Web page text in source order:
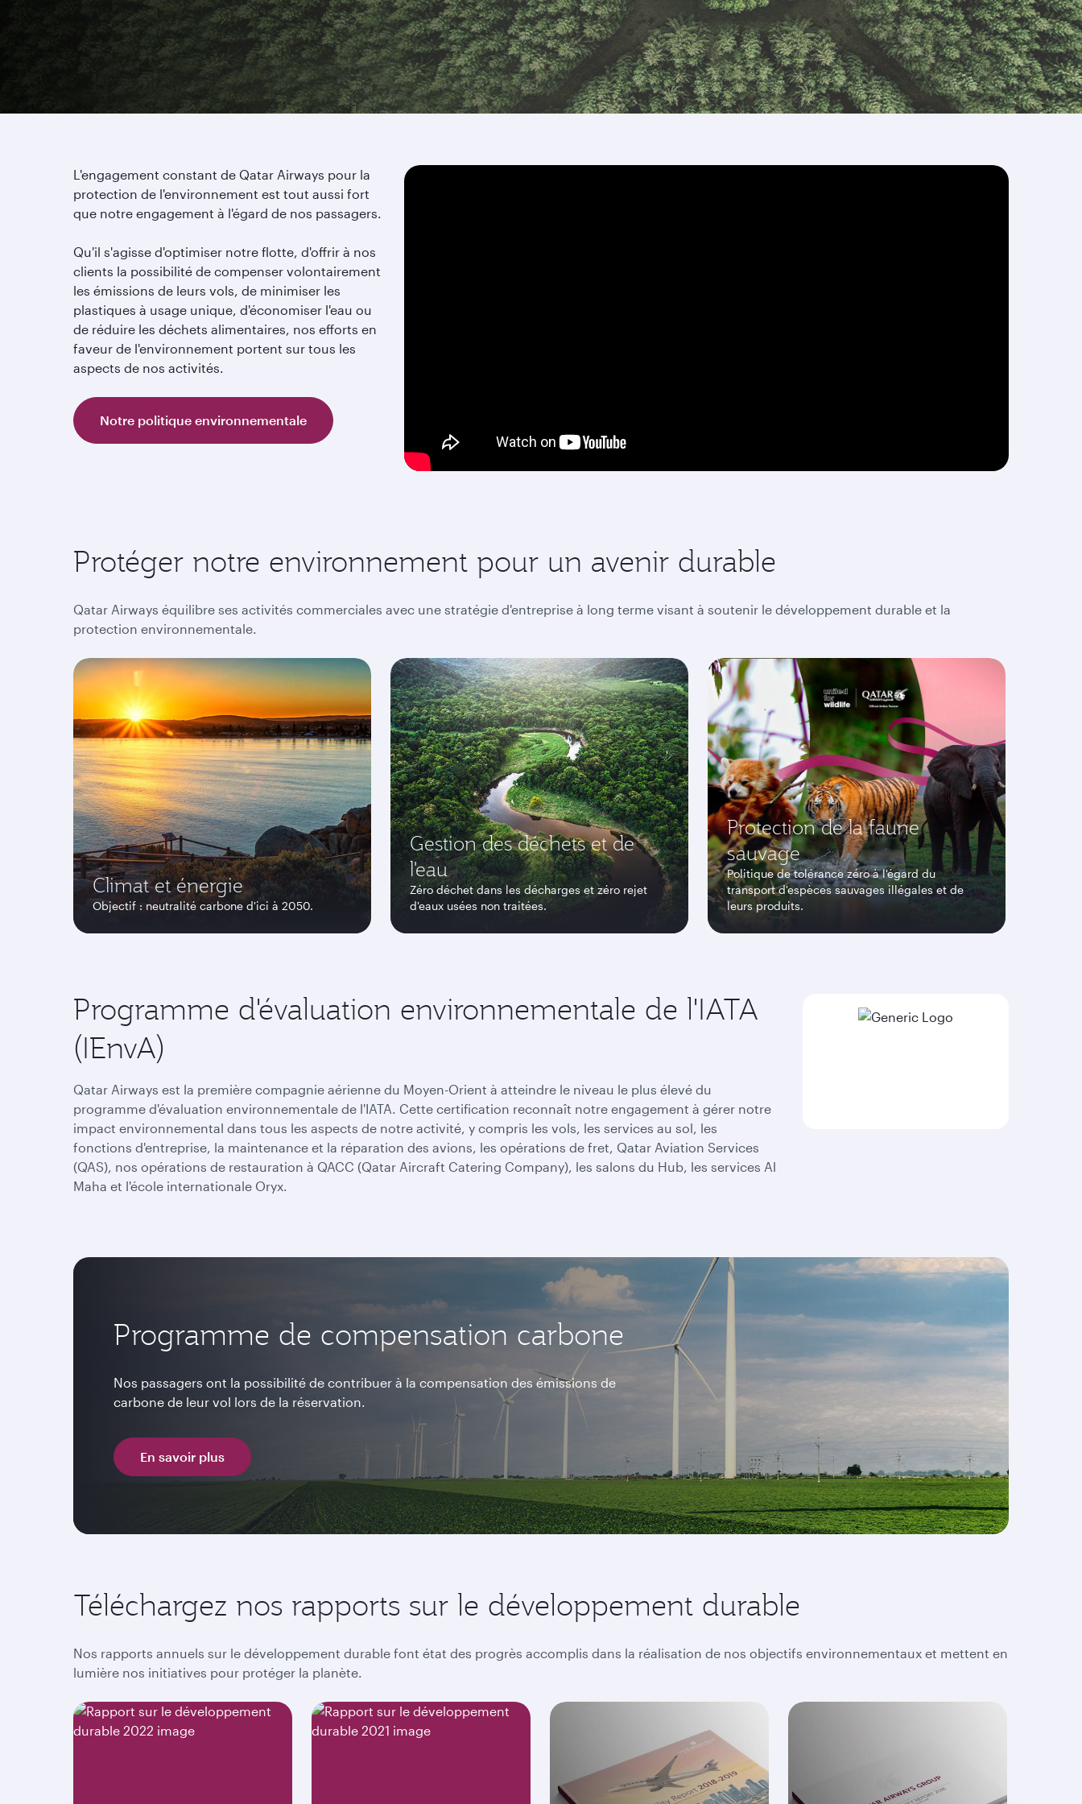
L'engagement constant de Qatar Airways pour la
protection de l'environnement est tout aussi fort
que notre engagement à l'égard de nos passagers.
Qu'il s'agisse d'optimiser notre flotte, d'offrir à nos
clients la possibilité de compenser volontairement
les émissions de leurs vols, de minimiser les
plastiques à usage unique, d'économiser l'eau ou
de réduire les déchets alimentaires, nos efforts en
faveur de l'environnement portent sur tous les
aspects de nos activités.
Notre politique environnementale
Protéger notre environnement pour un avenir durable
Qatar Airways équilibre ses activités commerciales avec une stratégie d'entreprise à long terme visant à soutenir le développement durable et la
protection environnementale.
Climat et énergie
Objectif : neutralité carbone d'ici à 2050.
Gestion des déchets et de
l'eau
Zéro déchet dans les décharges et zéro rejet
d'eaux usées non traitées.
Protection de la faune
sauvage
Politique de tolérance zéro à l'égard du
transport d'espèces sauvages illégales et de
leurs produits.
Programme d'évaluation environnementale de l'IATA
(IEnvA)
Qatar Airways est la première compagnie aérienne du Moyen-Orient à atteindre le niveau le plus élevé du
programme d'évaluation environnementale de l'IATA. Cette certification reconnaît notre engagement à gérer notre
impact environnemental dans tous les aspects de notre activité, y compris les vols, les services au sol, les
fonctions d'entreprise, la maintenance et la réparation des avions, les opérations de fret, Qatar Aviation Services
(QAS), nos opérations de restauration à QACC (Qatar Aircraft Catering Company), les salons du Hub, les services Al
Maha et l'école internationale Oryx.
Programme de compensation carbone
Nos passagers ont la possibilité de contribuer à la compensation des émissions de
carbone de leur vol lors de la réservation.
En savoir plus
Téléchargez nos rapports sur le développement durable
Nos rapports annuels sur le développement durable font état des progrès accomplis dans la réalisation de nos objectifs environnementaux et mettent en
lumière nos initiatives pour protéger la planète.